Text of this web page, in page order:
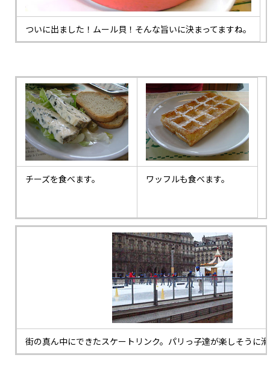
ついに出ました！ムール貝！そんな旨いに決まってますね。
チーズを食べます。 ワッフルも食べます。
街の真ん中にできたスケートリンク。パリっ子達が楽しそうに